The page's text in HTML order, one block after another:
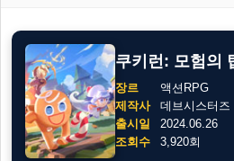
쿠키런: 모험의
장르
액션RPG
제작사
데브시스터즈
출시일
2024.06.26
조회수
3,920회